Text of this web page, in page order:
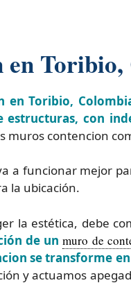
en
Toribio,
con
muros contencion
a funcionar mejor
la ubicación.
la estética, debe
de unmuro de
se transforme
y actuamos